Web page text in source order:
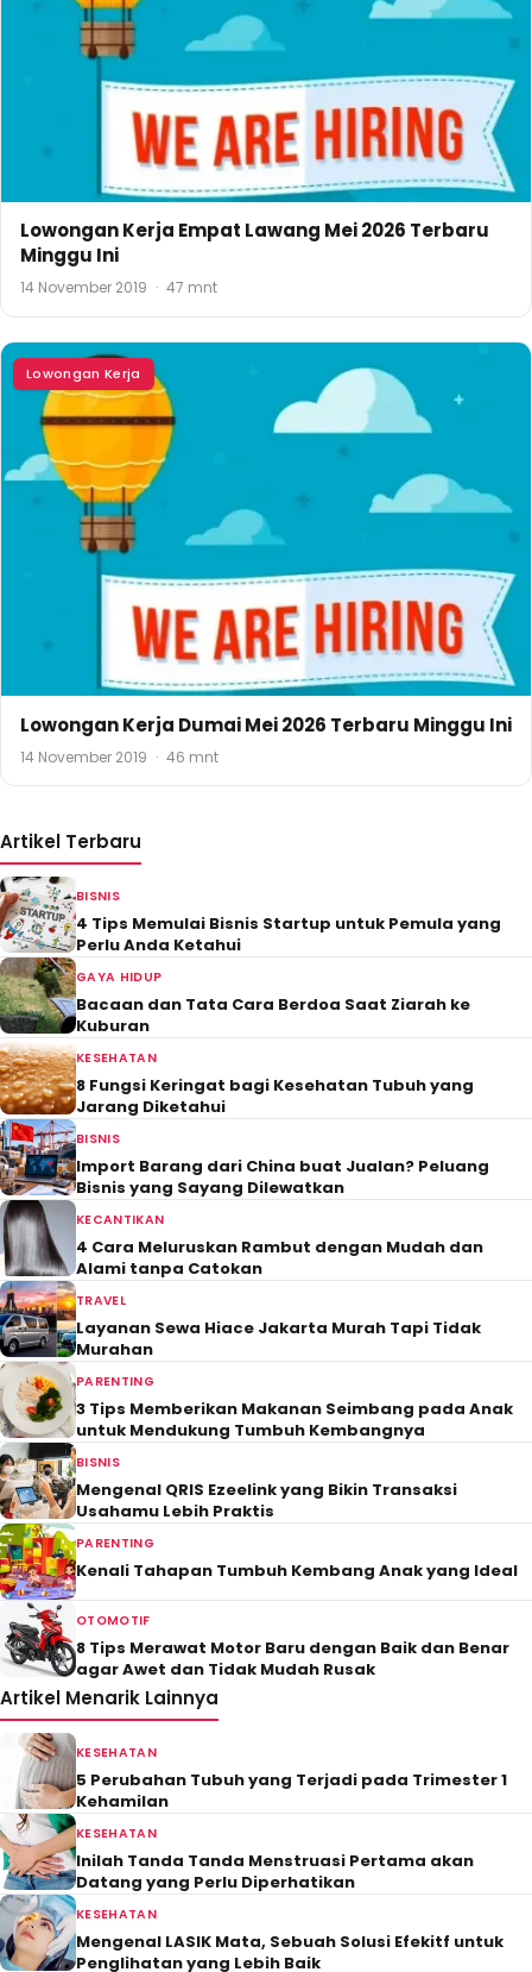
Lowongan Kerja Empat Lawang Mei 2026 Terbaru
Minggu Ini
14 November 2019 · 47 mnt
Lowongan Kerja
Lowongan Kerja Dumai Mei 2026 Terbaru Minggu Ini
14 November 2019 · 46 mnt
Artikel Terbaru
BISNIS
4 Tips Memulai Bisnis Startup untuk Pemula yang
Perlu Anda Ketahui
GAYA HIDUP
Bacaan dan Tata Cara Berdoa Saat Ziarah ke
Kuburan
KESEHATAN
8 Fungsi Keringat bagi Kesehatan Tubuh yang
Jarang Diketahui
BISNIS
Import Barang dari China buat Jualan? Peluang
Bisnis yang Sayang Dilewatkan
KECANTIKAN
4 Cara Meluruskan Rambut dengan Mudah dan
Alami tanpa Catokan
TRAVEL
Layanan Sewa Hiace Jakarta Murah Tapi Tidak
Murahan
PARENTING
3 Tips Memberikan Makanan Seimbang pada Anak
untuk Mendukung Tumbuh Kembangnya
BISNIS
Mengenal QRIS Ezeelink yang Bikin Transaksi
Usahamu Lebih Praktis
PARENTING
Kenali Tahapan Tumbuh Kembang Anak yang Ideal
OTOMOTIF
8 Tips Merawat Motor Baru dengan Baik dan Benar
agar Awet dan Tidak Mudah Rusak
Artikel Menarik Lainnya
KESEHATAN
5 Perubahan Tubuh yang Terjadi pada Trimester 1
Kehamilan
KESEHATAN
Inilah Tanda Tanda Menstruasi Pertama akan
Datang yang Perlu Diperhatikan
KESEHATAN
Mengenal LASIK Mata, Sebuah Solusi Efekitf untuk
Penglihatan yang Lebih Baik